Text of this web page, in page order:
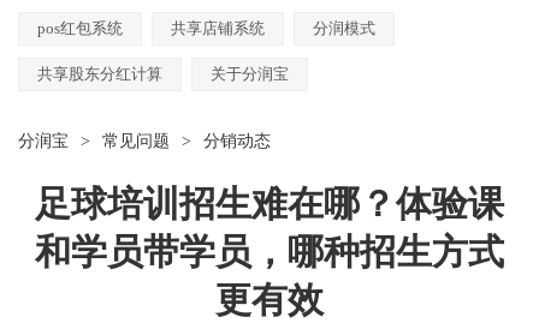
pos红包系统 共享店铺系统 分润模式
共享股东分红计算 关于分润宝
分润宝 > 常见问题 > 分销动态
足球培训招生难在哪？体验课
和学员带学员，哪种招生方式
更有效